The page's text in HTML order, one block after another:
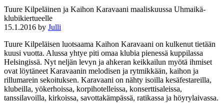
Tuure Kilpeläinen ja Kaihon Karavaani maaliskuussa Uhmaikä-
klubikiertueelle
15.1.2016 by Julli
Tuure Kilpeläisen luotsaama Kaihon Karavaani on kulkenut tietään
kuusi vuotta. Alussa yhtye piti omaa klubia pienessä kuppilassa
Helsingissä. Nyt neljän levyn ja ahkeran keikkailun myötä ihmiset
ovat löytäneet Karavaanin melodisen ja rytmikkään, kaihon ja
rillumarein sekoituksen. Karavaani on nähty isoilla kesäfestareilla,
klubeilla, yökerhoissa, korpihotelleissa, konserttisaleissa,
tanssilavoilla, kirkoissa, savottakämpässä, ratikassa ja höyrylaivassa.